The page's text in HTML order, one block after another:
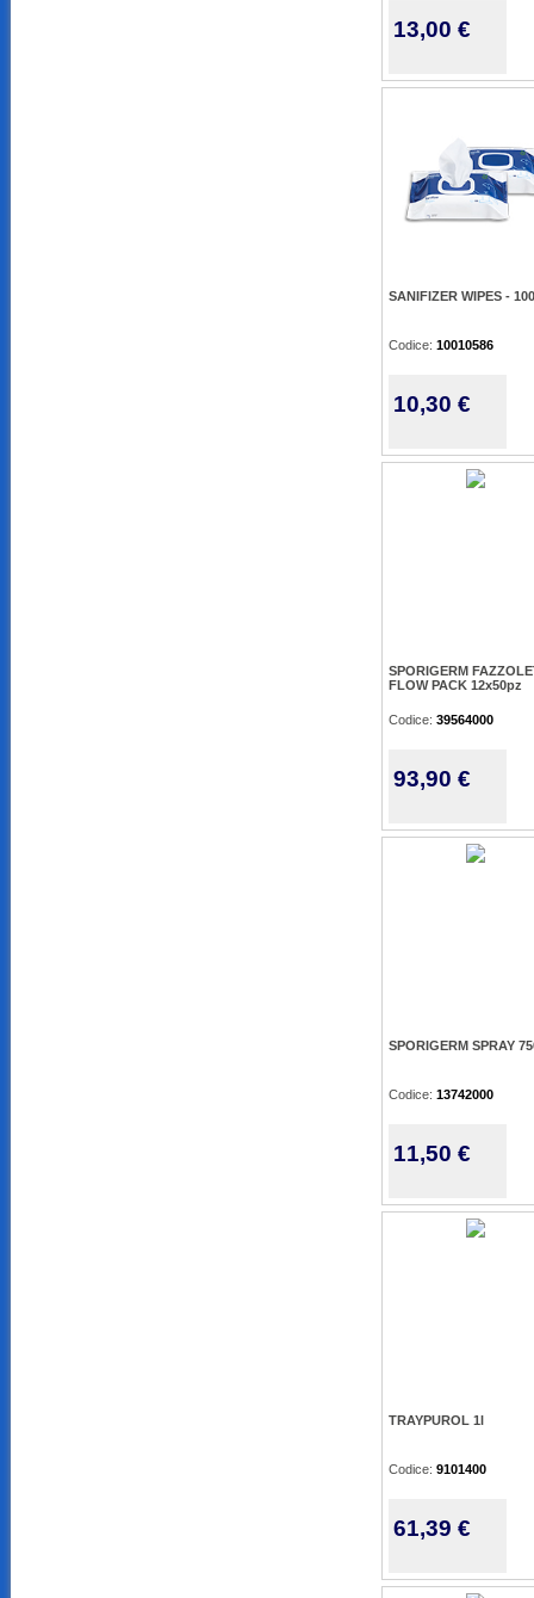
13,00 €
SANIFIZER WIPES -
Codice: 10010586
10,30 €
SPORIGERM
FLOW PACK 12x50pz
Codice: 39564000
93,90 €
SPORIGERM SPRAY
Codice: 13742000
11,50 €
TRAYPUROL 1l
Codice: 9101400
61,39 €